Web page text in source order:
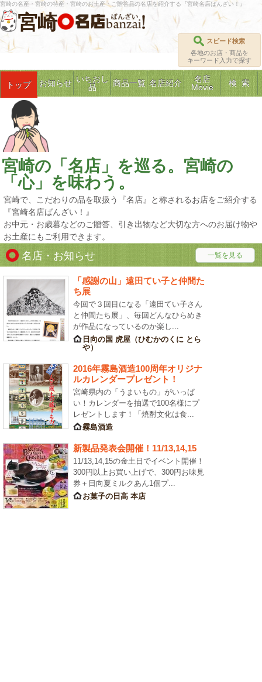
宮崎の名産・宮崎の特産・宮崎のお土産・ご贈答品の名店を紹介する『宮崎名店ばんざい！』
宮崎
スピード検索
各地のお店・商品を
キーワード入力で探す
トップ お知らせ いちおし
品
商品一覧 名店紹介
名店
Movie
検 索
宮崎の「名店」を巡る。宮崎の
「心」を味わう。
宮崎で、こだわりの品を取扱う『名店』と称されるお店をご紹介する
『宮崎名店ばんざい！』
お中元・お歳暮などのご贈答、引き出物など大切な方へのお届け物や
お土産にもご利用できます。
名店・お知らせ 一覧を見る
「感謝の山」遠田てい子と仲間た
ち展
今回で３回目になる「遠田てい子さん
と仲間たち展」、毎回どんなひらめき
が作品になっているのか楽し...
日向の国 虎屋（ひむかのくに とら
や）
2016年霧島酒造100周年オリジナ
ルカレンダープレゼント！
宮崎県内の「うまいもの」がいっぱ
い！カレンダーを抽選で100名様にプ
レゼントします！「焼酎文化は食...
霧島酒造
新製品発表会開催！11/13,14,15
11/13,14,15の金土日でイベント開催！
300円以上お買い上げで、300円お味見
券＋日向夏ミルクあん1個プ...
お菓子の日高 本店